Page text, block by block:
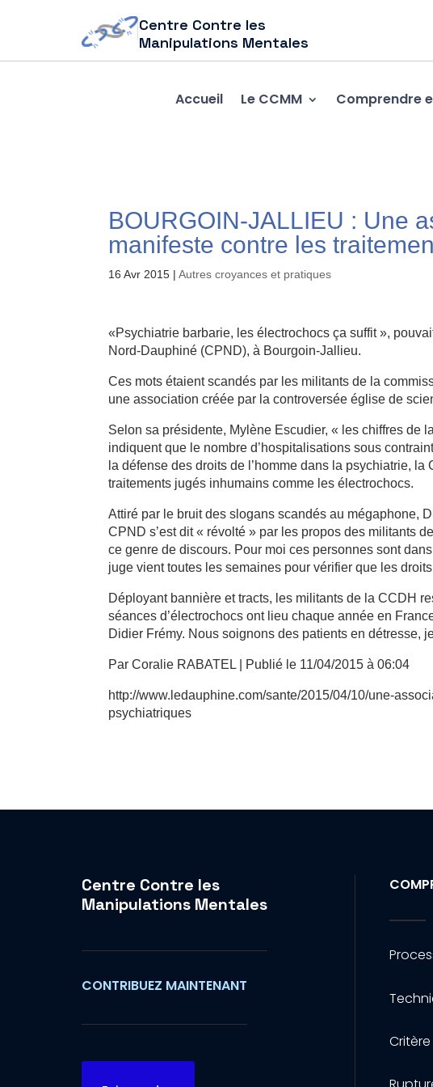
Centre Contre les
Manipulations Mentales
Accueil Le CCMM Comprendre
BOURGOIN-JALLIEU : Une
manifeste contre les
16 Avr 2015 |Autres croyances et pratiques
«Psychiatrie barbarie, les électrochocs ça suffit »,
Nord-Dauphiné (CPND), à Bourgoin-Jallieu.
Ces mots étaient scandés par les militants de la
une association créée par la controversée église de
Selon sa présidente, Mylène Escudier, « les chiffres de
indiquent que le nombre d’hospitalisations sous
la défense des droits de l’homme dans la psychiatrie,
traitements jugés inhumains comme les électrochocs.
Attiré par le bruit des slogans scandés au mégaphone,
CPND s’est dit « révolté » par les propos des militants
ce genre de discours. Pour moi ces personnes sont
juge vient toutes les semaines pour vérifier que les
Déployant bannière et tracts, les militants de la CCDH
séances d’électrochocs ont lieu chaque année en
Didier Frémy. Nous soignons des patients en détresse,
Par Coralie RABATEL | Publié le 11/04/2015 à 06:04
http://www.ledauphine.com/sante/2015/04/10/une-
psychiatriques
Centre Contre les
Manipulations Mentales
CONTRIBUEZ MAINTENANT